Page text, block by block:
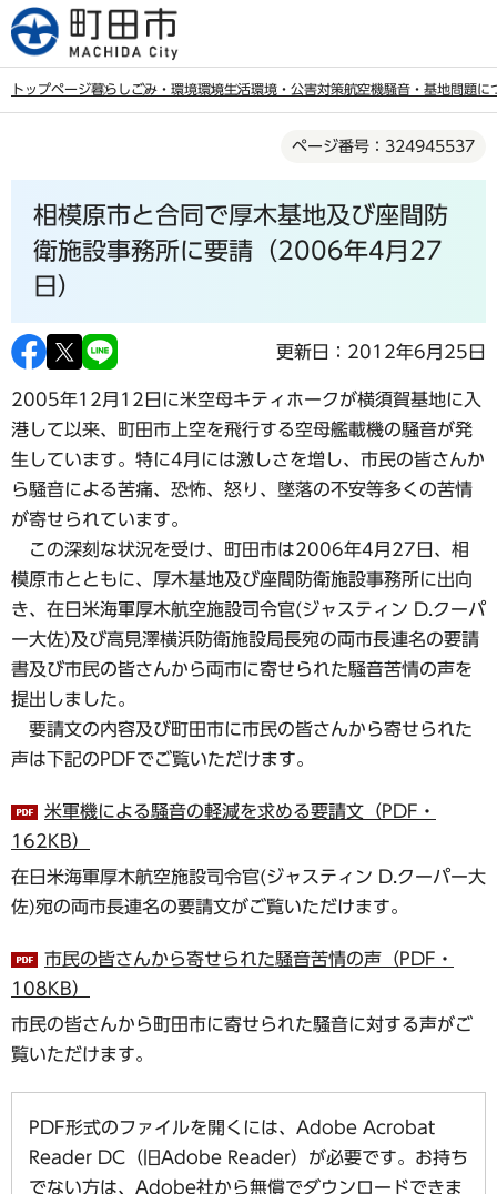
こ
の
トップページ暮らしごみ・環境環境生活環境・公害対策航空機騒音・基地問題に
ページ番号：324945537
相模原市と合同で厚木基地及び座間防
衛施設事務所に要請（2006年4月27
日）
更新日：2012年6月25日
2005年12月12日に米空母キティホークが横須賀基地に入
港して以来、町田市上空を飛行する空母艦載機の騒音が発
生しています。特に4月には激しさを増し、市民の皆さんか
ら騒音による苦痛、恐怖、怒り、墜落の不安等多くの苦情
が寄せられています。
この深刻な状況を受け、町田市は2006年4月27日、相
模原市とともに、厚木基地及び座間防衛施設事務所に出向
き、在日米海軍厚木航空施設司令官(ジャスティン D.クーパ
ー大佐)及び高見澤横浜防衛施設局長宛の両市長連名の要請
書及び市民の皆さんから両市に寄せられた騒音苦情の声を
提出しました。
要請文の内容及び町田市に市民の皆さんから寄せられた
声は下記のPDFでご覧いただけます。
米軍機による騒音の軽減を求める要請文（PDF・
162KB）
在日米海軍厚木航空施設司令官(ジャスティン D.クーパー大
佐)宛の両市長連名の要請文がご覧いただけます。
市民の皆さんから寄せられた騒音苦情の声（PDF・
108KB）
市民の皆さんから町田市に寄せられた騒音に対する声がご
覧いただけます。
PDF形式のファイルを開くには、Adobe Acrobat
Reader DC（旧Adobe Reader）が必要です。お持ち
でない方は、Adobe社から無償でダウンロードできま